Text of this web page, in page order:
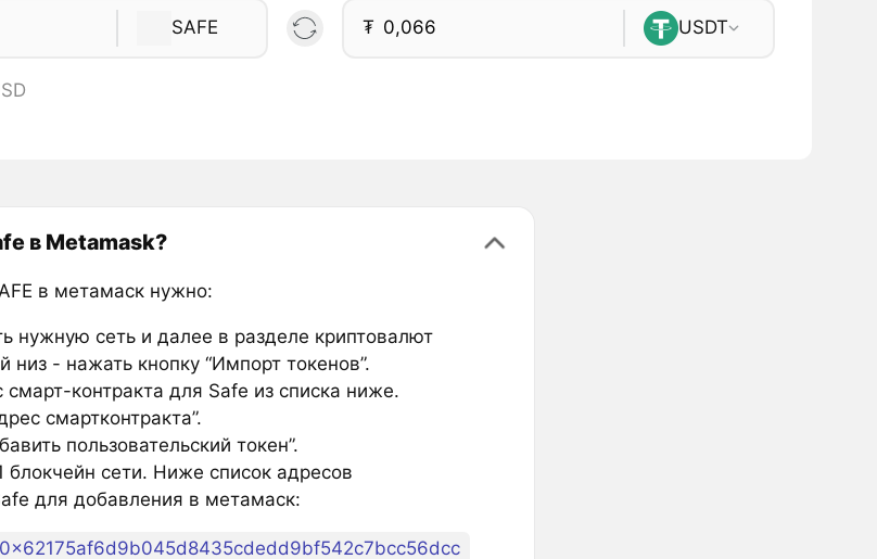
SAFE ₮ USDT
в Metamask?
в метамаск нужно:
нужную сеть и далее в разделе криптовалют
низ - нажать кнопку “Импорт токенов”.
смарт-контракта для Safe из списка ниже.
смартконтракта”.
пользовательский токен”.
блокчейн сети. Ниже список адресов
для добавления в метамаск:
0x62175af6d9b045d8435cdedd9bf542c7bcc56dcc